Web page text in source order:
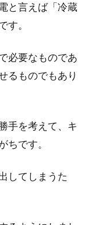
と言えば「冷蔵
す。
必要なものであ
るものでもあり
手を考えて、キ
ちです。
してしまうた